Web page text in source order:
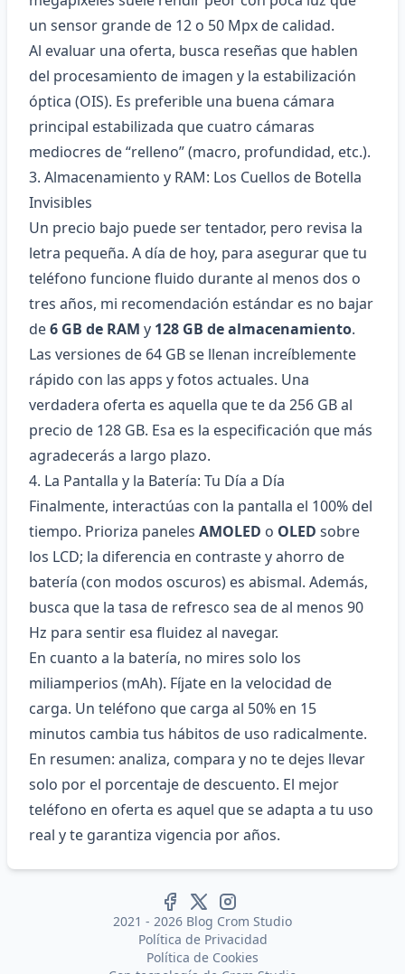
un sensor grande de 12 o 50 Mpx de calidad.
Al evaluar una oferta, busca reseñas que hablen
del procesamiento de imagen y la estabilización
óptica (OIS). Es preferible una buena cámara
principal estabilizada que cuatro cámaras
mediocres de “relleno” (macro, profundidad, etc.).
3. Almacenamiento y RAM: Los Cuellos de Botella
Invisibles
Un precio bajo puede ser tentador, pero revisa la
letra pequeña. A día de hoy, para asegurar que tu
teléfono funcione fluido durante al menos dos o
tres años, mi recomendación estándar es no bajar
de6 GB de RAM y 128 GB de almacenamiento.
Las versiones de 64 GB se llenan increíblemente
rápido con las apps y fotos actuales. Una
verdadera oferta es aquella que te da 256 GB al
precio de 128 GB. Esa es la especificación que más
agradecerás a largo plazo.
4. La Pantalla y la Batería: Tu Día a Día
Finalmente, interactúas con la pantalla el 100% del
tiempo. Prioriza paneles AMOLED o OLED sobre
los LCD; la diferencia en contraste y ahorro de
batería (con modos oscuros) es abismal. Además,
busca que la tasa de refresco sea de al menos 90
Hz para sentir esa fluidez al navegar.
En cuanto a la batería, no mires solo los
miliamperios (mAh). Fíjate en la velocidad de
carga. Un teléfono que carga al 50% en 15
minutos cambia tus hábitos de uso radicalmente.
En resumen: analiza, compara y no te dejes llevar
solo por el porcentaje de descuento. El mejor
teléfono en oferta es aquel que se adapta a tu uso
real y te garantiza vigencia por años.
2021 - 2026 Blog Crom Studio
Política de Privacidad
Política de Cookies